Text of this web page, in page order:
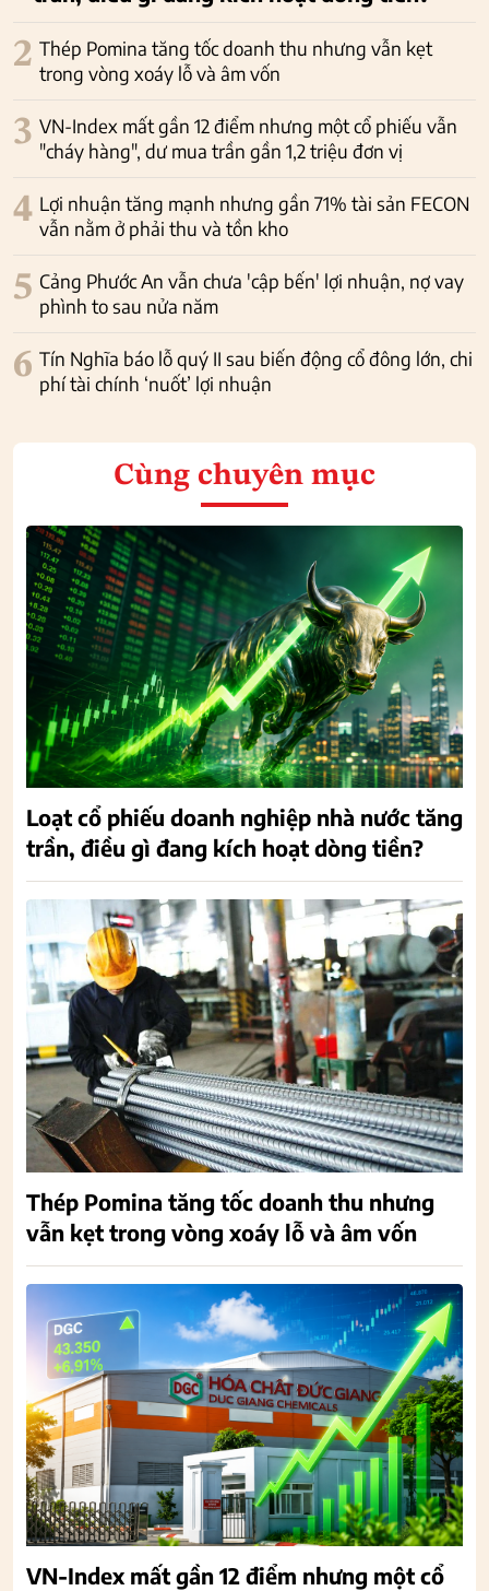
2 Thép Pomina tăng tốc doanh thu nhưng vẫn kẹt
trong vòng xoáy lỗ và âm vốn
3 VN-Index mất gần 12 điểm nhưng một cổ phiếu vẫn
"cháy hàng", dư mua trần gần 1,2 triệu đơn vị
4 Lợi nhuận tăng mạnh nhưng gần 71% tài sản FECON
vẫn nằm ở phải thu và tồn kho
5 Cảng Phước An vẫn chưa 'cập bến' lợi nhuận, nợ vay
phình to sau nửa năm
6 Tín Nghĩa báo lỗ quý II sau biến động cổ đông lớn, chi
phí tài chính ‘nuốt’ lợi nhuận
Cùng chuyên mục
Loạt cổ phiếu doanh nghiệp nhà nước tăng
trần, điều gì đang kích hoạt dòng tiền?
Thép Pomina tăng tốc doanh thu nhưng
vẫn kẹt trong vòng xoáy lỗ và âm vốn
VN-Index mất gần 12 điểm nhưng một cổ